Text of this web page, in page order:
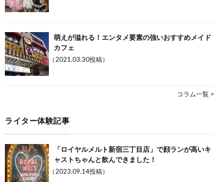
萌えが溢れる！エンタメ要素の強いおすすめメイド
カフェ
（2021.03.30投稿）
コラム一覧 >
ライター体験記事
「ロイヤルメルト新宿三丁目店」で顔ランが高いキ
ャストちゃんと飲んできました！
（2023.09.14投稿）